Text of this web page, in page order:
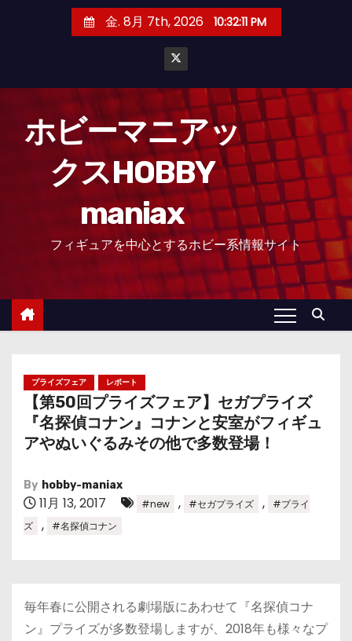
金. 8月 7th, 2026 10:32:13 PM
ホビーマニアッ
クスHOBBY
maniax
フィギュアを中心とするホビー系情報サイト
プライズフェア レポート
【第50回プライズフェア】セガプライズ
『名探偵コナン』コナンと安室がフィギュ
アやぬいぐるみその他で多数登場！
By hobby-maniax
11月 13, 2017 #new , #セガプライズ ,
#プライ
ズ
, #名探偵コナン
毎年春に公開される劇場版にあわせて『名探偵コナ
ン』プライズが多数登場しますが、2018年も様々なプ